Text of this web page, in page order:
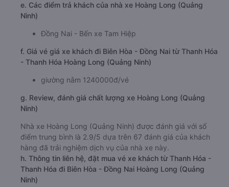
e. Các điểm trả khách của nhà xe Hoàng Long (Quảng
Ninh)
Đồng Nai - Bến xe Tam Hiệp
f. Giá vé giá xe khách đi Biên Hòa - Đồng Nai từ Thanh Hóa
- Thanh Hóa Hoàng Long (Quảng Ninh)
giường nằm 1240000đ/vé
g. Review, đánh giá chất lượng xe Hoàng Long (Quảng
Ninh)
Nhà xe Hoàng Long (Quảng Ninh) được đánh giá với số
điểm trung bình là 2.9/5 dựa trên 67 đánh giá của khách
hàng đã trải nghiệm dịch vụ của nhà xe này.
h. Thông tin liên hệ, đặt mua vé xe khách từ Thanh Hóa -
Thanh Hóa đi Biên Hòa - Đồng Nai Hoàng Long (Quảng
Ninh)